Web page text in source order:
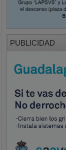
PUBLICIDAD